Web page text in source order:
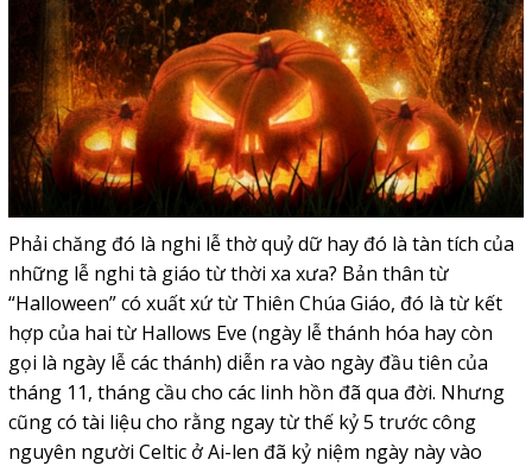
Phải chăng đó là nghi lễ thờ quỷ dữ hay đó là tàn tích của
những lễ nghi tà giáo từ thời xa xưa? Bản thân từ
“Halloween” có xuất xứ từ Thiên Chúa Giáo, đó là từ kết
hợp của hai từ Hallows Eve (ngày lễ thánh hóa hay còn
gọi là ngày lễ các thánh) diễn ra vào ngày đầu tiên của
tháng 11, tháng cầu cho các linh hồn đã qua đời. Nhưng
cũng có tài liệu cho rằng ngay từ thế kỷ 5 trước công
nguyên người Celtic ở Ai-len đã kỷ niệm ngày này vào